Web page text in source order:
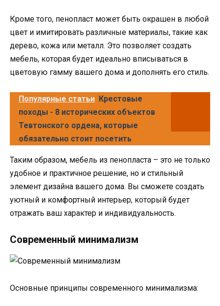
Кроме того, пенопласт может быть окрашен в любой
цвет и имитировать различные материалы, такие как
дерево, кожа или металл. Это позволяет создать
мебель, которая будет идеально вписываться в
цветовую гамму вашего дома и дополнять его стиль.
Популярные статьи Крестовые
походы - 8 исторических объектов
Тевтонского ордена, которые
обязательно стоит посетить
Таким образом, мебель из пенопласта – это не только
удобное и практичное решение, но и стильный
элемент дизайна вашего дома. Вы сможете создать
уютный и комфортный интерьер, который будет
отражать ваш характер и индивидуальность.
Современный минимализм
Основные принципы современного минимализма: